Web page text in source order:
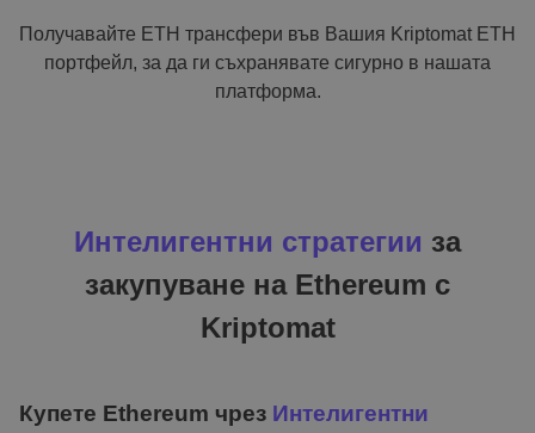
Получавайте ETH трансфери във Вашия Kriptomat ETH
портфейл, за да ги съхранявате сигурно в нашата
платформа.
Интелигентни стратегии за
закупуване на Ethereum с
Kriptomat
Купете Ethereum чрез Интелигентни